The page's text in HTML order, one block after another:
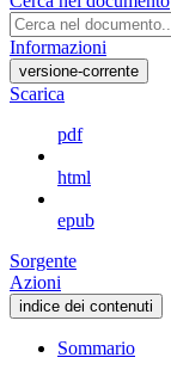
Informazioni
versione-corrente
Scarica
pdf
html
epub
Sorgente
Azioni
indice dei contenuti
Sommario